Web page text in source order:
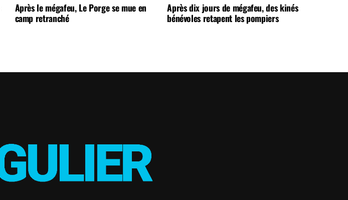
Après le mégafeu, Le Porge se mue en
camp retranché
Après dix jours de mégafeu, des kinés
bénévoles retapent les pompiers